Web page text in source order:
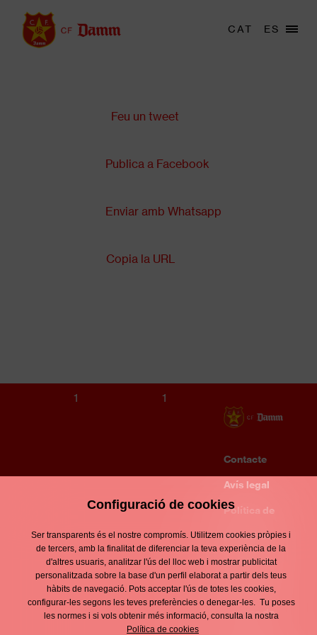
contingut
Main
Menu
CAT ES
Feu un tweet
Publica a Facebook
Enviar amb Whatsapp
Copia la URL
1
1
Enllaços
d'interès
Contacte
Footer
menu
Avís legal
Política de
privacitat
Política de
cookies
Política de
Configuració de cookies
Ser transparents és el nostre compromís. Utilitzem cookies pròpies i
de tercers, amb la finalitat de diferenciar la teva experiència de la
d'altres usuaris, analitzar l'ús del lloc web i mostrar publicitat
personalitzada sobre la base d'un perfil elaborat a partir dels teus
hàbits de navegació. Pots acceptar l'ús de totes les cookies,
configurar-les segons les teves preferències o denegar-les. Tu poses
les normes i si vols obtenir més informació, consulta la nostra
Política de cookies